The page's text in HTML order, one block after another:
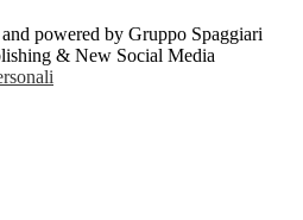
powered by Gruppo Spaggiari
& New Social Media